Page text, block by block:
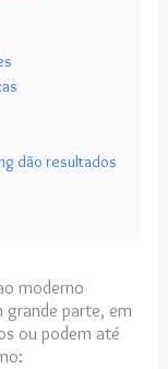
dão resultados
moderno
grande parte, em
ou podem até